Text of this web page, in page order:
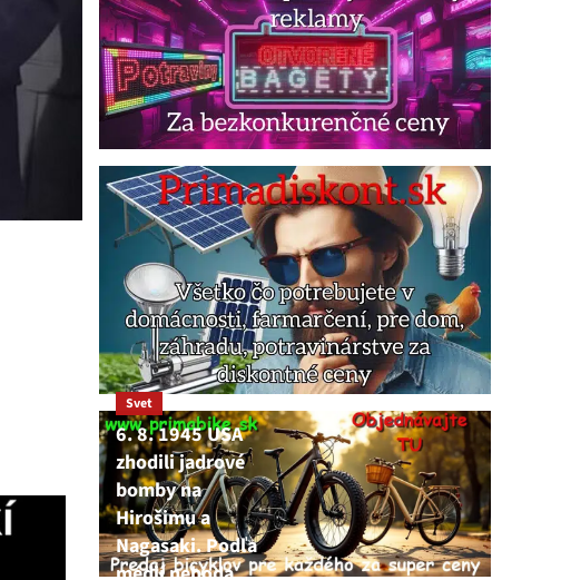
Svet
6. 8. 1945 USA
zhodili jadrové
bomby na
Hirošimu a
Nagasaki. Podľa
médií nehoda